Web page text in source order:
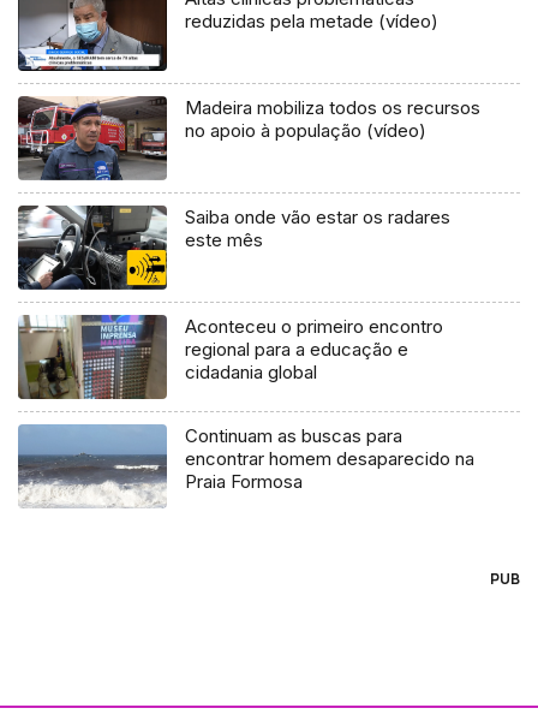
reduzidas pela metade (vídeo)
Madeira mobiliza todos os recursos
no apoio à população (vídeo)
Saiba onde vão estar os radares
este mês
Aconteceu o primeiro encontro
regional para a educação e
cidadania global
Continuam as buscas para
encontrar homem desaparecido na
Praia Formosa
PUB